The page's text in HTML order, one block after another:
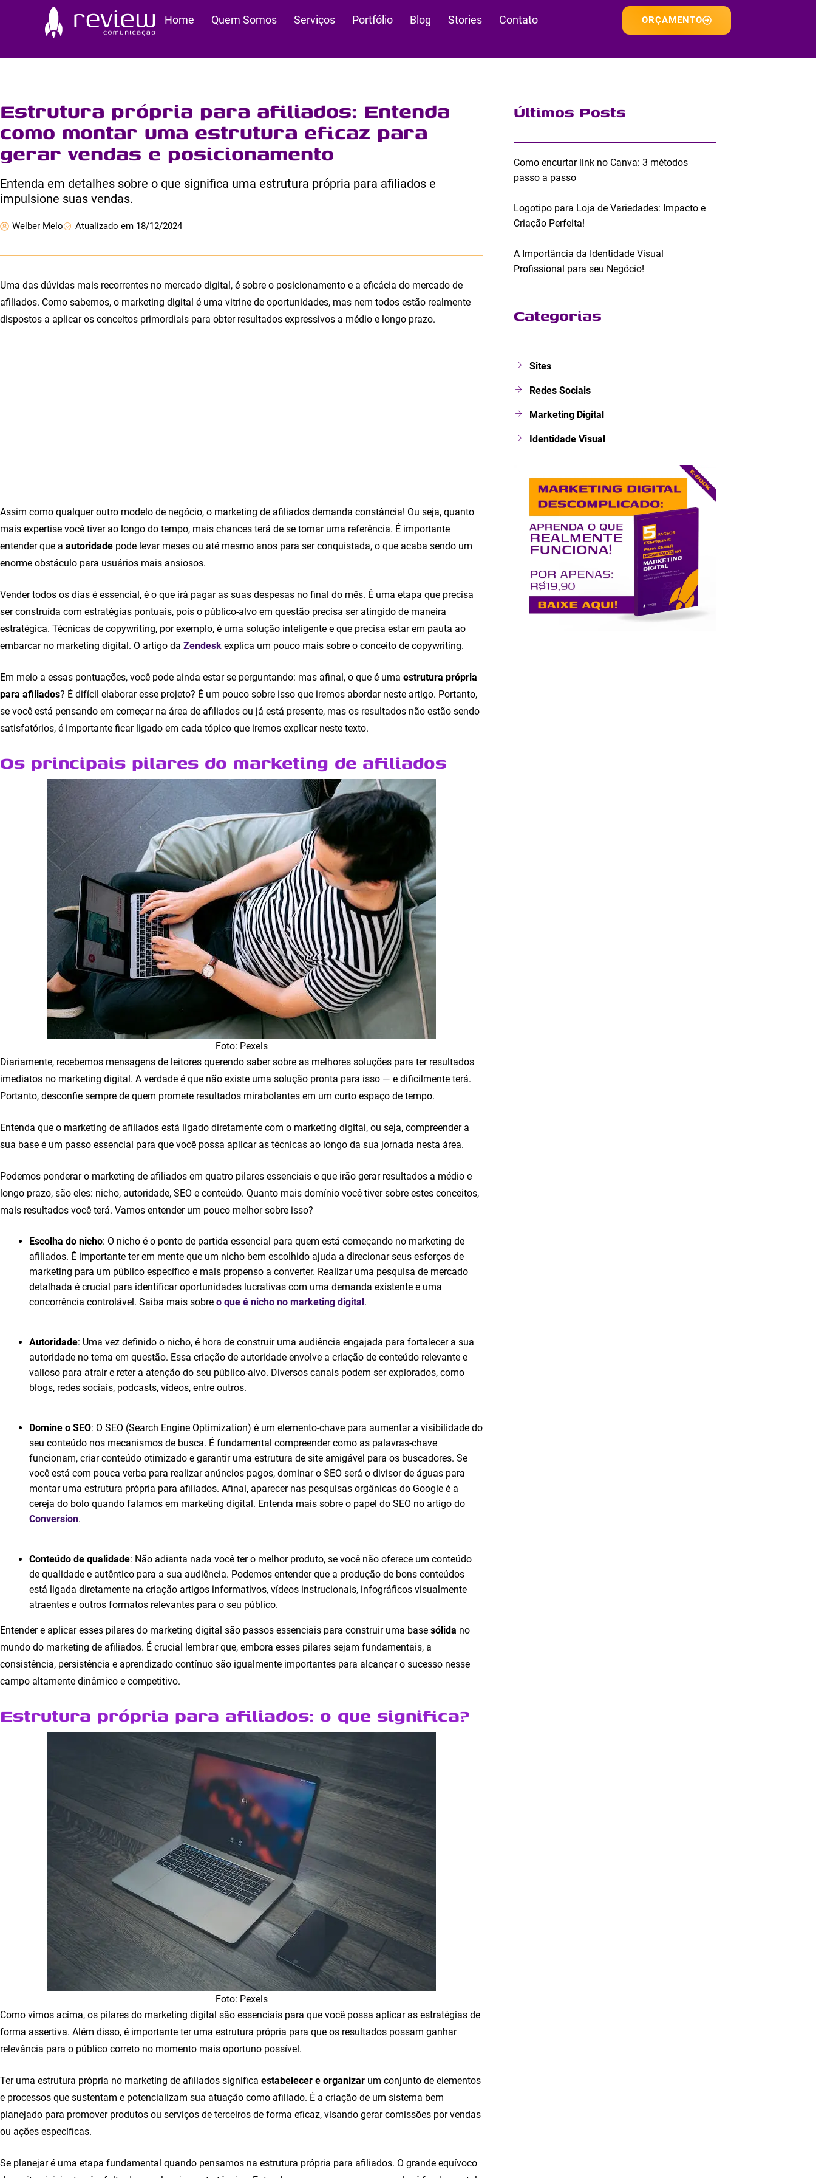
Home Quem Somos Serviços Portfólio Blog Stories Contato ORÇAMENTO
Estrutura própria para afiliados: Entenda
como montar uma estrutura eficaz para
gerar vendas e posicionamento
Entenda em detalhes sobre o que significa uma estrutura própria para afiliados e
impulsione suas vendas.
Welber Melo Atualizado em 18/12/2024
Uma das dúvidas mais recorrentes no mercado digital, é sobre o posicionamento e a eficácia do mercado de
afiliados. Como sabemos, o marketing digital é uma vitrine de oportunidades, mas nem todos estão realmente
dispostos a aplicar os conceitos primordiais para obter resultados expressivos a médio e longo prazo.
Assim como qualquer outro modelo de negócio, o marketing de afiliados demanda constância! Ou seja, quanto
mais expertise você tiver ao longo do tempo, mais chances terá de se tornar uma referência. É importante
entender que a autoridade pode levar meses ou até mesmo anos para ser conquistada, o que acaba sendo um
enorme obstáculo para usuários mais ansiosos.
Vender todos os dias é essencial, é o que irá pagar as suas despesas no final do mês. É uma etapa que precisa
ser construída com estratégias pontuais, pois o público-alvo em questão precisa ser atingido de maneira
estratégica. Técnicas de copywriting, por exemplo, é uma solução inteligente e que precisa estar em pauta ao
embarcar no marketing digital. O artigo da Zendesk explica um pouco mais sobre o conceito de copywriting.
Em meio a essas pontuações, você pode ainda estar se perguntando: mas afinal, o que é uma estrutura própria
para afiliados? É difícil elaborar esse projeto? É um pouco sobre isso que iremos abordar neste artigo. Portanto,
se você está pensando em começar na área de afiliados ou já está presente, mas os resultados não estão sendo
satisfatórios, é importante ficar ligado em cada tópico que iremos explicar neste texto.
Os principais pilares do marketing de afiliados
Foto: Pexels
Diariamente, recebemos mensagens de leitores querendo saber sobre as melhores soluções para ter resultados
imediatos no marketing digital. A verdade é que não existe uma solução pronta para isso — e dificilmente terá.
Portanto, desconfie sempre de quem promete resultados mirabolantes em um curto espaço de tempo.
Entenda que o marketing de afiliados está ligado diretamente com o marketing digital, ou seja, compreender a
sua base é um passo essencial para que você possa aplicar as técnicas ao longo da sua jornada nesta área.
Podemos ponderar o marketing de afiliados em quatro pilares essenciais e que irão gerar resultados a médio e
longo prazo, são eles: nicho, autoridade, SEO e conteúdo. Quanto mais domínio você tiver sobre estes conceitos,
mais resultados você terá. Vamos entender um pouco melhor sobre isso?
Escolha do nicho: O nicho é o ponto de partida essencial para quem está começando no marketing de
afiliados. É importante ter em mente que um nicho bem escolhido ajuda a direcionar seus esforços de
marketing para um público específico e mais propenso a converter. Realizar uma pesquisa de mercado
detalhada é crucial para identificar oportunidades lucrativas com uma demanda existente e uma
concorrência controlável. Saiba mais sobre o que é nicho no marketing digital.
Autoridade: Uma vez definido o nicho, é hora de construir uma audiência engajada para fortalecer a sua
autoridade no tema em questão. Essa criação de autoridade envolve a criação de conteúdo relevante e
valioso para atrair e reter a atenção do seu público-alvo. Diversos canais podem ser explorados, como
blogs, redes sociais, podcasts, vídeos, entre outros.
Domine o SEO: O SEO (Search Engine Optimization) é um elemento-chave para aumentar a visibilidade do
seu conteúdo nos mecanismos de busca. É fundamental compreender como as palavras-chave
funcionam, criar conteúdo otimizado e garantir uma estrutura de site amigável para os buscadores. Se
você está com pouca verba para realizar anúncios pagos, dominar o SEO será o divisor de águas para
montar uma estrutura própria para afiliados. Afinal, aparecer nas pesquisas orgânicas do Google é a
cereja do bolo quando falamos em marketing digital. Entenda mais sobre o papel do SEO no artigo do
Conversion.
Conteúdo de qualidade: Não adianta nada você ter o melhor produto, se você não oferece um conteúdo
de qualidade e autêntico para a sua audiência. Podemos entender que a produção de bons conteúdos
está ligada diretamente na criação artigos informativos, vídeos instrucionais, infográficos visualmente
atraentes e outros formatos relevantes para o seu público.
Entender e aplicar esses pilares do marketing digital são passos essenciais para construir uma base sólida no
mundo do marketing de afiliados. É crucial lembrar que, embora esses pilares sejam fundamentais, a
consistência, persistência e aprendizado contínuo são igualmente importantes para alcançar o sucesso nesse
campo altamente dinâmico e competitivo.
Estrutura própria para afiliados: o que significa?
Foto: Pexels
Como vimos acima, os pilares do marketing digital são essenciais para que você possa aplicar as estratégias de
forma assertiva. Além disso, é importante ter uma estrutura própria para que os resultados possam ganhar
relevância para o público correto no momento mais oportuno possível.
Ter uma estrutura própria no marketing de afiliados significa estabelecer e organizar um conjunto de elementos
e processos que sustentam e potencializam sua atuação como afiliado. É a criação de um sistema bem
planejado para promover produtos ou serviços de terceiros de forma eficaz, visando gerar comissões por vendas
ou ações específicas.
Se planejar é uma etapa fundamental quando pensamos na estrutura própria para afiliados. O grande equívoco
Últimos Posts
Como encurtar link no Canva: 3 métodos
passo a passo
Logotipo para Loja de Variedades: Impacto e
Criação Perfeita!
A Importância da Identidade Visual
Profissional para seu Negócio!
Categorias
Sites
Redes Sociais
Marketing Digital
Identidade Visual